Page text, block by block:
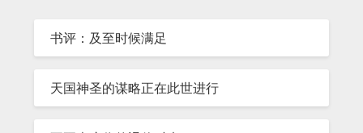
书评：及至时候满足
天国神圣的谋略正在此世进行